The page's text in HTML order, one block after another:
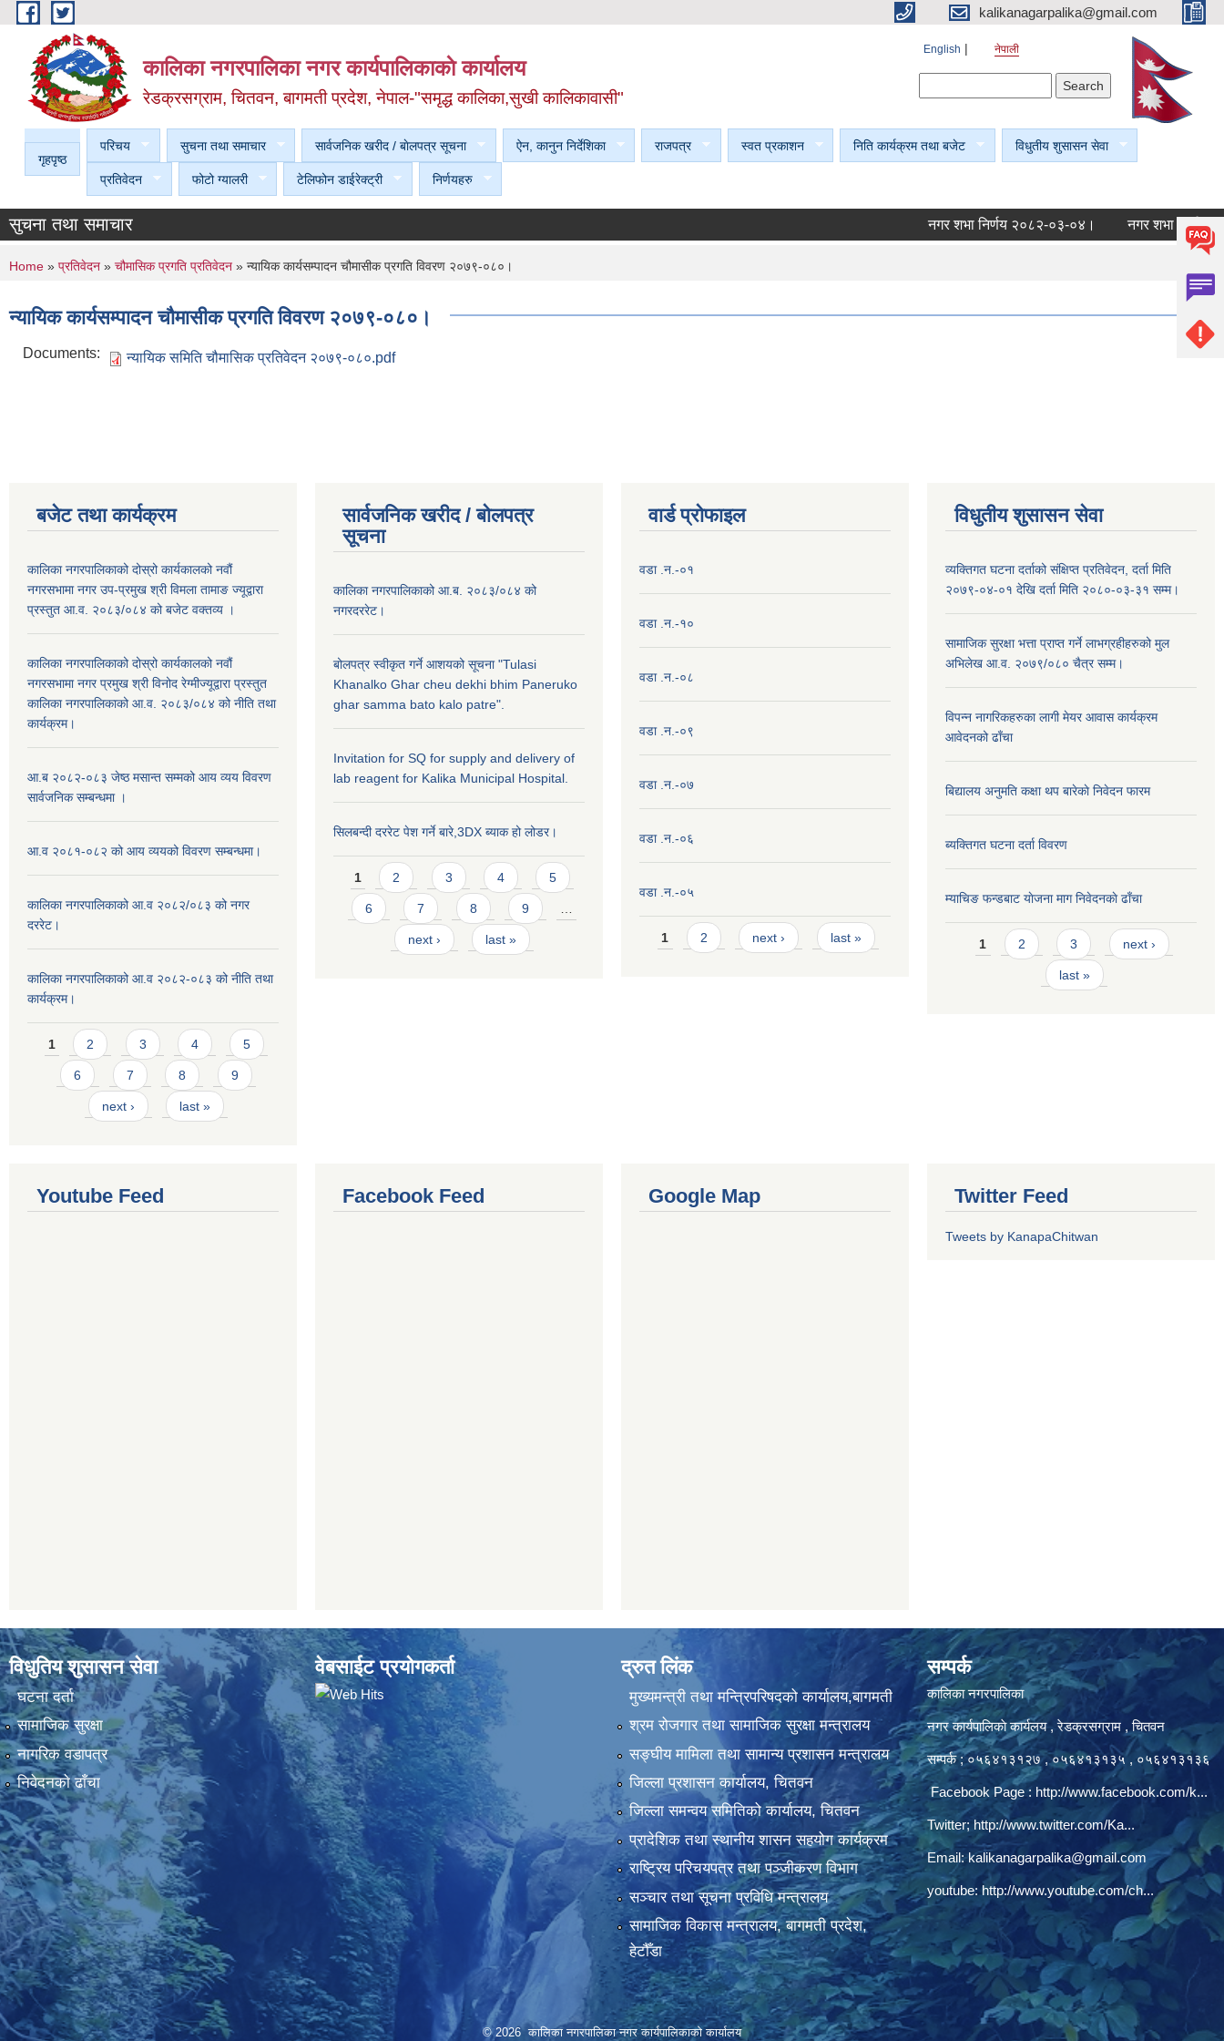
Skip to main content kalikanagarpalika@gmail.com
कालिका नगरपालिका नगर कार्यपालिकाकाे कार्यालय
रेडक्रसग्राम, चितवन, बागमती प्रदेश, नेपाल-"समृद्ध कालिका,सुखी कालिकावासी"
English नेपाली
गृहपृष्ठ
परिचय सुचना तथा समाचार सार्वजनिक खरीद / बाेलपत्र सूचना ऐन, कानुन निर्देशिका राजपत्र स्वत प्रकाशन निति कार्यक्रम तथा बजेट विधुतीय शुसासन सेवा
प्रतिवेदन फोटो ग्यालरी टेलिफोन डाईरेक्ट्री निर्णयहरु
सुचना तथा समाचार नगर शभा निर्णय २०८२-०३-०४। नगर शभा निर्णय
You are here
Home » प्रतिवेदन » चौमासिक प्रगति प्रतिवेदन » न्यायिक कार्यसम्पादन चौमासीक प्रगति विवरण २०७९-०८०।
न्यायिक कार्यसम्पादन चौमासीक प्रगति विवरण २०७९-०८०।
Documents: न्यायिक समिति चौमासिक प्रतिवेदन २०७९-०८०.pdf
बजेट तथा कार्यक्रम
कालिका नगरपालिकाको दोस्रो कार्यकालको नवौं
नगरसभामा नगर उप-प्रमुख श्री विमला तामाङ ज्यूद्वारा
प्रस्तुत आ.व. २०८३/०८४ को बजेट वक्तव्य ।
कालिका नगरपालिकाको दोस्रो कार्यकालको नवौं
नगरसभामा नगर प्रमुख श्री विनोद रेग्मीज्यूद्वारा प्रस्तुत
कालिका नगरपालिकाको आ.व. २०८३/०८४ को नीति तथा
कार्यक्रम।
आ.ब २०८२-०८३ जेष्ठ मसान्त सम्मको आय व्यय विवरण
सार्वजनिक सम्बन्धमा ।
आ.व २०८१-०८२ को आय व्ययको विवरण सम्बन्धमा।
कालिका नगरपालिकाको आ.व २०८२/०८३ को नगर
दररेट।
कालिका नगरपालिकाको आ.व २०८२-०८३ को नीति तथा
कार्यक्रम।
Pages
1 2 3 4 5
6 7 8 9
next › last »
सार्वजनिक खरीद / बाेलपत्र
सूचना
कालिका नगरपालिकाको आ.ब. २०८३/०८४ को
नगरदररेट।
बोलपत्र स्वीकृत गर्ने आशयको सूचना "Tulasi
Khanalko Ghar cheu dekhi bhim Paneruko
ghar samma bato kalo patre".
Invitation for SQ for supply and delivery of
lab reagent for Kalika Municipal Hospital.
सिलबन्दी दररेट पेश गर्ने बारे,3DX ब्याक हो लोडर।
Pages
1 2 3 4 5
6 7 8 9
next › last »
वार्ड प्राेफाइल
वडा .न.-०१
वडा .न.-१०
वडा .न.-०८
वडा .न.-०९
वडा .न.-०७
वडा .न.-०६
वडा .न.-०५
Pages
1 2 next › last »
विधुतीय शुसासन सेवा
व्यक्तिगत घटना दर्ताको संक्षिप्त प्रतिवेदन, दर्ता मिति
२०७९-०४-०१ देखि दर्ता मिति २०८०-०३-३१ सम्म।
सामाजिक सुरक्षा भत्ता प्राप्त गर्ने लाभग्रहीहरुको मुल
अभिलेख आ.व. २०७९/०८० चैत्र सम्म।
विपन्न नागरिकहरुका लागी मेयर आवास कार्यक्रम
आवेदनको ढाँचा
बिद्यालय अनुमति कक्षा थप बारेकाे निवेदन फारम
ब्यक्तिगत घटना दर्ता विवरण
म्याचिङ फन्डबाट याेजना माग निवेदनकाे ढाँचा
Pages
1 2 3 next ›
last »
Youtube Feed Facebook Feed Google Map Twitter Feed
Tweets by KanapaChitwan
विधुतिय शुसासन सेवा
घटना दर्ता
सामाजिक सुरक्षा
नागरिक वडापत्र
निवेदनकाे ढाँचा
वेबसाईट प्रयोगकर्ता द्रुत लिंक
मुख्यमन्त्री तथा मन्त्रिपरिषदको कार्यालय,बागमती
श्रम रोजगार तथा सामाजिक सुरक्षा मन्त्रालय
सङ्‍घीय मामिला तथा सामान्य प्रशासन मन्त्रालय
जिल्ला प्रशासन कार्यालय, चितवन
जिल्ला समन्वय समितिको कार्यालय, चितवन
प्रादेशिक तथा स्थानीय शासन सहयोग कार्यक्रम
राष्ट्रिय परिचयपत्र तथा पञ्‍जीकरण विभाग
सञ्‍चार तथा सूचना प्रविधि मन्त्रालय
सामाजिक विकास मन्त्रालय, बागमती प्रदेश,
हेटौँडा
सम्पर्क
कालिका नगरपालिका
नगर कार्यपालिकाे कार्यलय‍ , रेडक्रसग्राम , चितवन
सम्पर्क ; ०५६४१३१२७ , ०५६४१३१३५ , ०५६४१३१३६
Facebook Page : http://www.facebook.com/k...
Twitter; http://www.twitter.com/Ka...
Email:kalikanagarpalika@gmail.com
youtube: http://www.youtube.com/ch...
© 2026 कालिका नगरपालिका नगर कार्यपालिकाकाे कार्यालय